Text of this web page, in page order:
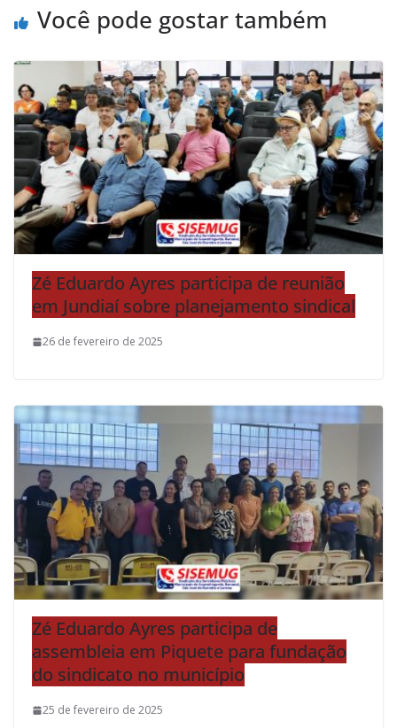
Você pode gostar também
Zé Eduardo Ayres participa de reunião
em Jundiaí sobre planejamento sindical
26 de fevereiro de 2025
Zé Eduardo Ayres participa de
assembleia em Piquete para fundação
do sindicato no município
25 de fevereiro de 2025